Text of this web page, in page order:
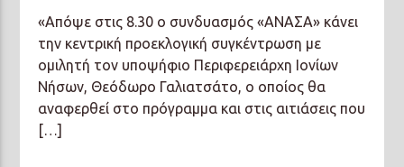
«Απόψε στις 8.30 ο συνδυασμός «ΑΝΑΣΑ» κάνει
την κεντρική προεκλογική συγκέντρωση με
ομιλητή τον υποψήφιο Περιφερειάρχη Ιονίων
Νήσων, Θεόδωρο Γαλιατσάτο, ο οποίος θα
αναφερθεί στο πρόγραμμα και στις αιτιάσεις που
[…]